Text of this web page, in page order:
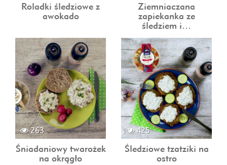
Roladki śledziowe z
awokado
Ziemniaczana
zapiekanka ze
śledziem i…
263
Śniadaniowy twarożek
na okrągło
425
Śledziowe tzatziki na
ostro